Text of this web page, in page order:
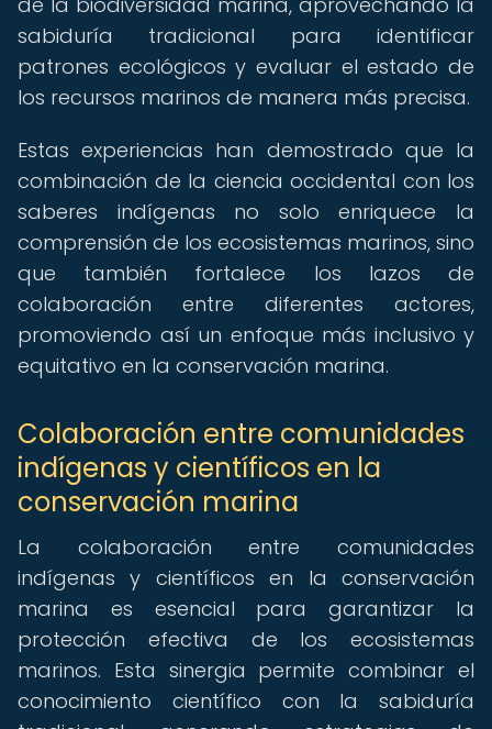
sabiduría tradicional para identificar
patrones ecológicos y evaluar el estado de
los recursos marinos de manera más precisa.
Estas experiencias han demostrado que la
combinación de la ciencia occidental con los
saberes indígenas no solo enriquece la
comprensión de los ecosistemas marinos, sino
que también fortalece los lazos de
colaboración entre diferentes actores,
promoviendo así un enfoque más inclusivo y
equitativo en la conservación marina.
Colaboración entre comunidades
indígenas y científicos en la
conservación marina
La colaboración entre comunidades
indígenas y científicos en la conservación
marina es esencial para garantizar la
protección efectiva de los ecosistemas
marinos. Esta sinergia permite combinar el
conocimiento científico con la sabiduría